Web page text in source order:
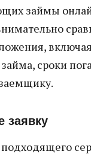
займы
сроки
заявку